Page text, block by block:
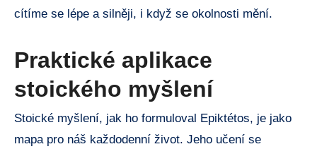
cítíme se lépe a silněji, i když se okolnosti mění.
Praktické aplikace
stoického myšlení
Stoické myšlení, jak ho formuloval Epiktétos, je jako
mapa pro náš každodenní život. Jeho učení se